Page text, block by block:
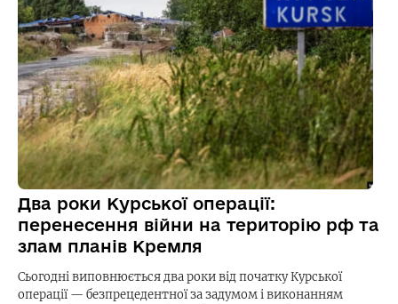
Два роки Курської операції:
перенесення війни на територію рф та
злам планів Кремля
Сьогодні виповнюється два роки від початку Курської
операції — безпрецедентної за задумом і виконанням